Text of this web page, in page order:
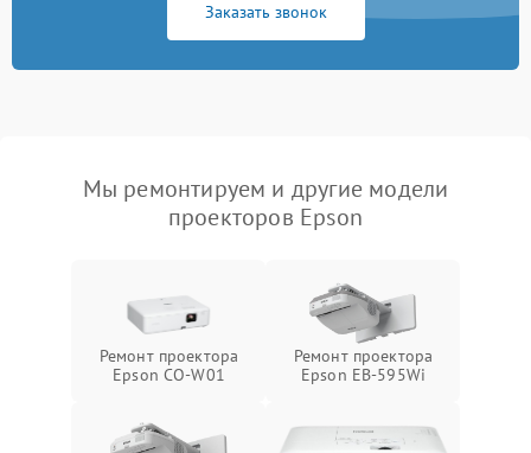
Заказать звонок
Мы ремонтируем и другие модели
проекторов Epson
Ремонт проектора
Epson CO-W01
Ремонт проектора
Epson EB-595Wi